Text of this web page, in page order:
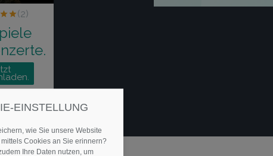
EINSTELLUNG
wie Sie unsere Website
Cookies an Sie erinnern?
Ihre Daten nutzen, um